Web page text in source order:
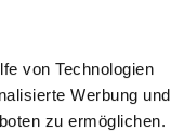
von Technologien
Werbung und
zu ermöglichen.